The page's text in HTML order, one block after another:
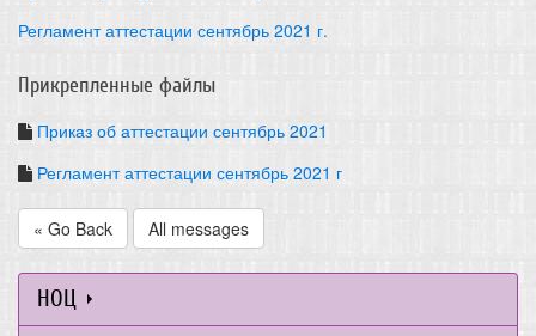
Регламент аттестации сентябрь 2021 г.
Прикрепленные файлы
Приказ об аттестации сентябрь 2021
Регламент аттестации сентябрь 2021 г
« Go Back All messages
НОЦ